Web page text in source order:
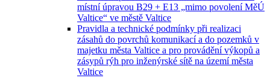
místní úpravou B29 + E13 „mimo povolení MěÚ
Valtice“ ve městě Valtice
Pravidla a technické podmínky při realizaci
zásahů do povrchů komunikací a do pozemků v
majetku města Valtice a pro provádění výkopů a
zásypů rýh pro inženýrské sítě na území města
Valtice